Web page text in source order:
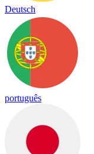
Deutsch
português